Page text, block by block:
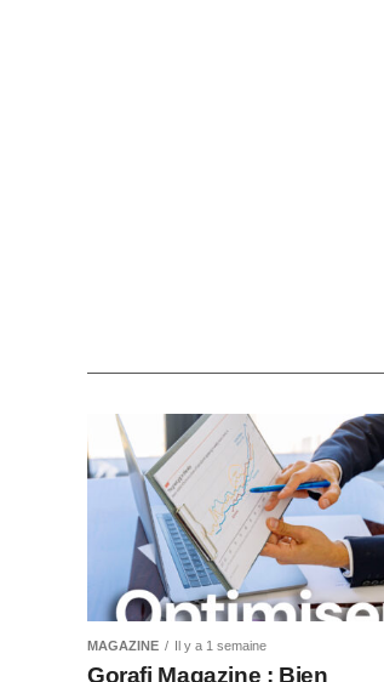
MAGAZINE Il y a 1 semaine
Gorafi Magazine : Bien